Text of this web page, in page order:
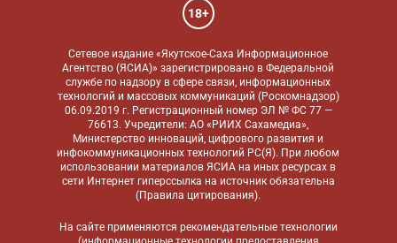
18+
Сетевое издание «Якутское-Саха Информационное
Агентство (ЯСИА)» зарегистрировано в Федеральной
службе по надзору в сфере связи, информационных
технологий и массовых коммуникаций (Роскомнадзор)
06.09.2019 г. Регистрационный номер ЭЛ № ФС 77 —
76613. Учредители: АО «РИИХ Сахамедиа»,
Министерство инноваций, цифрового развития и
инфокоммуникационных технологий РС(Я). При любом
использовании материалов ЯСИА на иных ресурсах в
сети Интернет гиперссылка на источник обязательна
(Правила цитирования).
На сайте применяются рекомендательные технологии